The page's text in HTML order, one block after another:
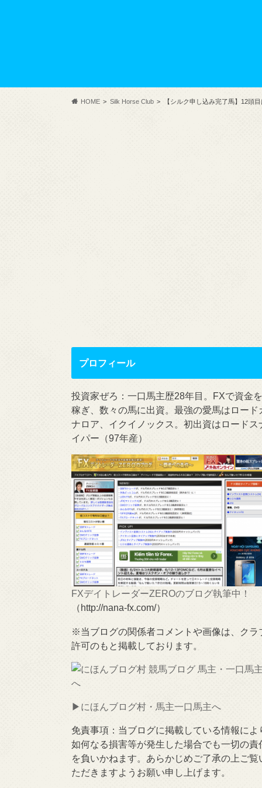
HOME Silk Horse Club 【シルク申し込み完了馬】12頭
プロフィール
投資家ぜろ：一口馬主歴28年目。FXで資金を
稼ぎ、数々の馬に出資。最強の愛馬はロード
ナロア、イクイノックス。初出資はロードス
イパー（97年産）
FXデイトレーダーZEROのブログ執筆中！
（http://nana-fx.com/）
※当ブログの関係者コメントや画像は、クラ
許可のもと掲載しております。
▶︎にほんブログ村・馬主一口馬主へ
免責事項：当ブログに掲載している情報によ
如何なる損害等が発生した場合でも一切の責
を負いかねます。あらかじめご了承の上ご覧
ただきますようお願い申し上げます。